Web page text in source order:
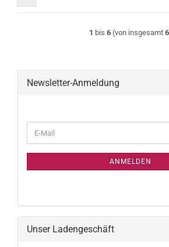
1 bis 6 (von insgesamt 6
Newsletter-Anmeldung
ZUR
E-
Mail
ANMELDEN
Unser Ladengeschäft